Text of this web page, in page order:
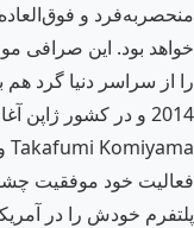
منحصربه‌فرد و
خواهد بود. این صرافی
2014 و در کشور
پلتفرم خودش را در آمریکا